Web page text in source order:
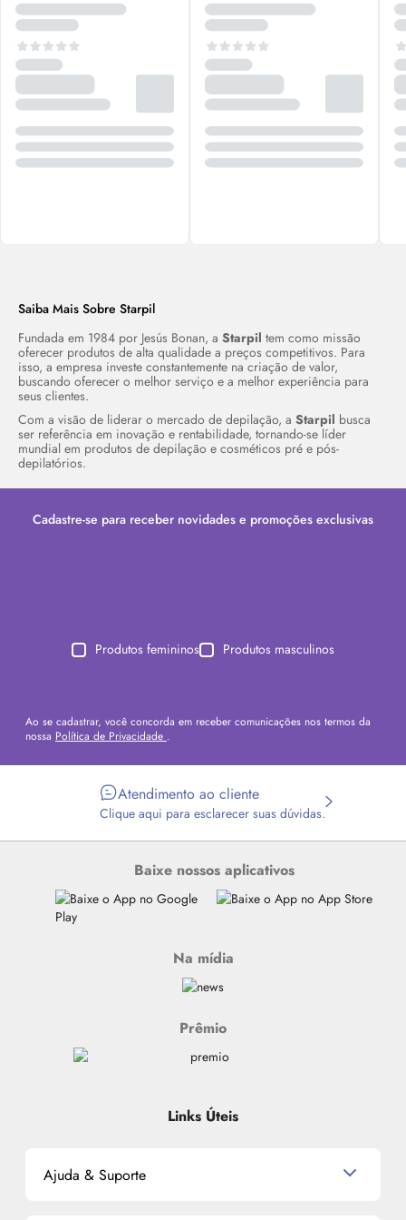
Saiba Mais Sobre Starpil
Fundada em 1984 por Jesús Bonan, aStarpil tem como missão
oferecer produtos de alta qualidade a preços competitivos. Para
isso, a empresa investe constantemente na criação de valor,
buscando oferecer o melhor serviço e a melhor experiência para
seus clientes.
Com a visão de liderar o mercado de depilação, aStarpil busca
ser referência em inovação e rentabilidade, tornando-se líder
mundial em produtos de depilação e cosméticos pré e pós-
depilatórios.
Cadastre-se para receber novidades e promoções exclusivas
Produtos femininos Produtos masculinos
Ao se cadastrar, você concorda em receber comunicações nos termos da
nossa Política de Privacidade .
Atendimento ao cliente
Clique aqui para esclarecer suas dúvidas.
Baixe nossos aplicativos
Na mídia
Prêmio
Links Úteis
Ajuda & Suporte